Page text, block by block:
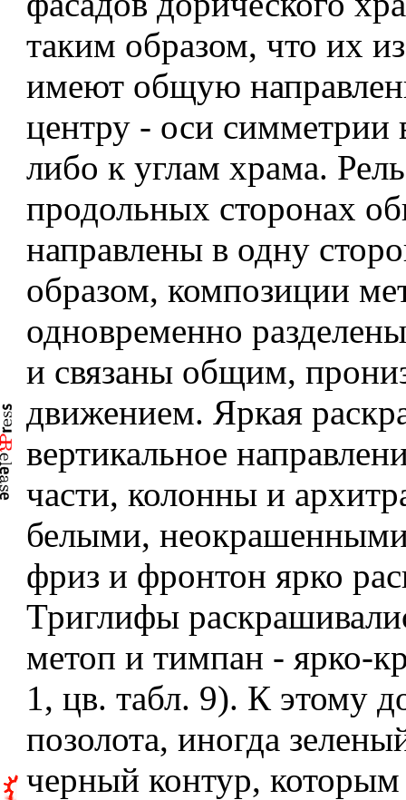
таким образом, что их
имеют общую
центру - оси симметрии
либо к углам храма.
продольных сторонах
направлены в одну
образом, композиции
одновременно
и связаны общим,
движением. Яркая
вертикальное
части, колонны и
белыми,
фриз и фронтон ярко
Триглифы
метоп и тимпан - ярко-
1, цв. табл. 9). К этому
позолота, иногда
черный контур,